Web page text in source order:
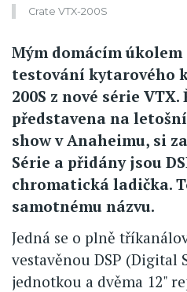
Crate VTX-200S
Mým domácím
testování kytarového
200S z nové série VTX.
představena na
show v Anaheimu, si
Série a přidány jsou
chromatická ladička.
samotnému názvu.
Jedná se o plně
vestavěnou DSP (Digital
jednotkou a dvěma 12"